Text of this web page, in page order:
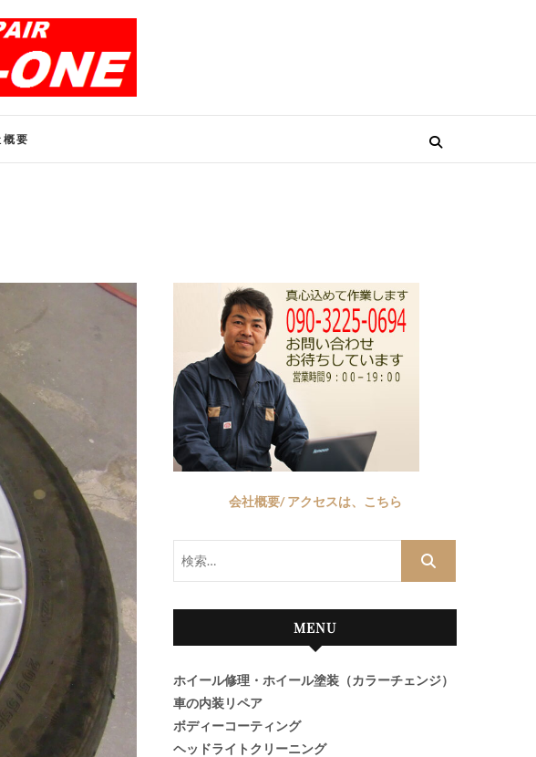
タルリペアテックワン
要
会社概要/ アクセスは、こちら
MENU
ホイール修理・ホイール塗装（カラーチェンジ）
車の内装リペア
ボディーコーティング
ヘッドライトクリーニング